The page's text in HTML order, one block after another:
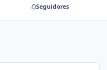
Seguidores